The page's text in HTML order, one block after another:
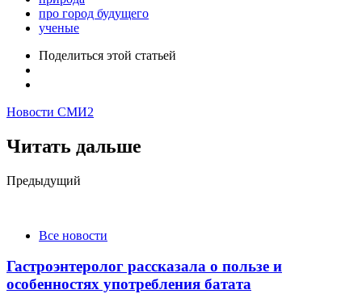
про город будущего
ученые
Поделиться этой статьей
Новости СМИ2
Читать дальше
Post
Предыдущий
Все новости
Гастроэнтеролог рассказала о пользе и
особенностях употребления батата